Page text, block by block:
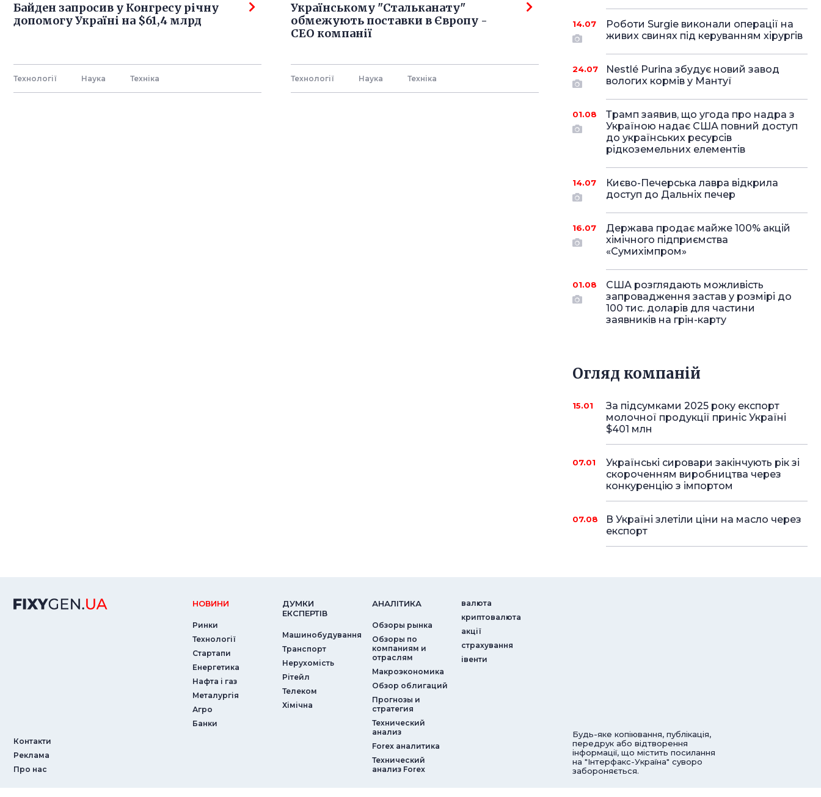
Байден запросив у Конгресу річну
допомогу Україні на $61,4 млрд
Технології Наука Технiка
Українському "Стальканату"
обмежують поставки в Європу -
СЕО компанії
Технології Наука Технiка
14.07
Роботи Surgie виконали операції на
живих свинях під керуванням хірургів
24.07
Nestlé Purina збудує новий завод
вологих кормів у Мантуї
01.08
Трамп заявив, що угода про надра з
Україною надає США повний доступ
до українських ресурсів
рідкоземельних елементів
14.07
Києво-Печерська лавра відкрила
доступ до Дальніх печер
16.07
Держава продає майже 100% акцій
хімічного підприємства
«Сумихімпром»
01.08
США розглядають можливість
запровадження застав у розмірі до
100 тис. доларів для частини
заявників на грін-карту
Огляд компаній
15.01
За підсумками 2025 року експорт
молочної продукції приніс Україні
$401 млн
07.01
Українські сировари закінчують рік зі
скороченням виробництва через
конкуренцію з імпортом
07.08
В Україні злетіли ціни на масло через
експорт
Контакти
Реклама
Про нас
НОВИНИ
Ринки
Технології
Стартапи
Енергетика
Нафта і газ
Металургія
Агро
Банки
ДУМКИ
ЕКСПЕРТIВ
Машинобудування
Транспорт
Нерухомість
Рітейл
Телеком
Хімічна
АНАЛIТИКА
Обзоры рынка
Обзоры по
компаниям и
отраслям
Макроэкономика
Обзор облигаций
Прогнозы и
стратегия
Технический
анализ
Forex аналитика
Технический
анализ Forex
валюта
криптовалюта
акції
страхування
iвенти
Будь-яке копіювання, публікація,
передрук або відтворення
інформації, що містить посилання
на "Інтерфакс-Україна" суворо
забороняється.